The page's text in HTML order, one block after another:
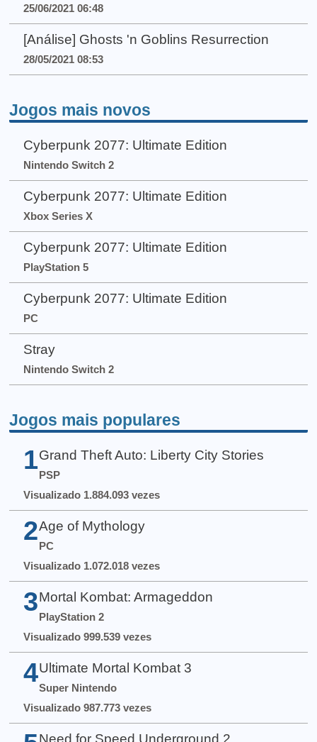
25/06/2021 06:48
[Análise] Ghosts 'n Goblins Resurrection
28/05/2021 08:53
Jogos mais novos
Cyberpunk 2077: Ultimate Edition
Nintendo Switch 2
Cyberpunk 2077: Ultimate Edition
Xbox Series X
Cyberpunk 2077: Ultimate Edition
PlayStation 5
Cyberpunk 2077: Ultimate Edition
PC
Stray
Nintendo Switch 2
Jogos mais populares
1 Grand Theft Auto: Liberty City Stories
PSP
Visualizado 1.884.093 vezes
2 Age of Mythology
PC
Visualizado 1.072.018 vezes
3 Mortal Kombat: Armageddon
PlayStation 2
Visualizado 999.539 vezes
4 Ultimate Mortal Kombat 3
Super Nintendo
Visualizado 987.773 vezes